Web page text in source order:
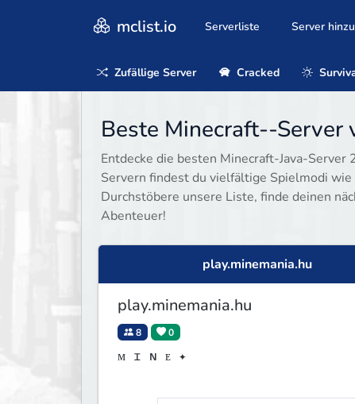
mclist.io Serverliste Server
Zufällige Server Cracked
Beste Minecraft--Server
Entdecke die besten Minecraft-Java-
Servern findest du vielfältige Spielmodi wie
Durchstöbere unsere Liste, finde deinen
Abenteuer!
play.minemania.hu
play.minemania.hu
8 0
ᴍ ɪ ɴ ᴇ ✦